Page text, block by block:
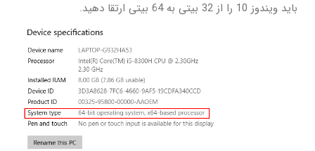
باید ویندوز 10 را از 32 بیتی به 64 بیتی ارتقا دهید.